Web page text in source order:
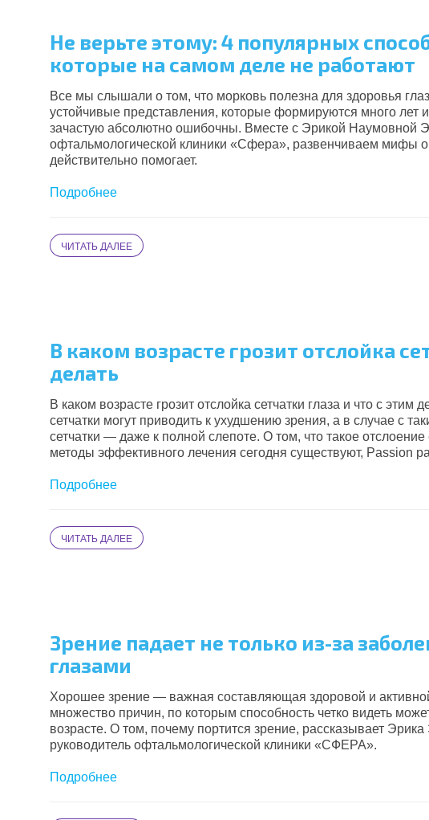
Не верьте этому: 4 популярных
которые на самом деле не работают
Все мы слышали о том, что морковь полезна для здоровья
устойчивые представления, которые формируются много лет
зачастую абсолютно ошибочны. Вместе с Эрикой Наумовной
офтальмологической клиники «Сфера», развенчиваем мифы
действительно помогает.
Подробнее
ЧИТАТЬ ДАЛЕЕ
В каком возрасте грозит отслойка
делать
В каком возрасте грозит отслойка сетчатки глаза и что с
сетчатки могут приводить к ухудшению зрения, а в случае с
сетчатки — даже к полной слепоте. О том, что такое отслоение
методы эффективного лечения сегодня существуют, Passion
Подробнее
ЧИТАТЬ ДАЛЕЕ
Зрение падает не только из-за
глазами
Хорошее зрение — важная составляющая здоровой и
множество причин, по которым способность четко видеть
возрасте. О том, почему портится зрение, рассказывает
руководитель офтальмологической клиники «СФЕРА».
Подробнее